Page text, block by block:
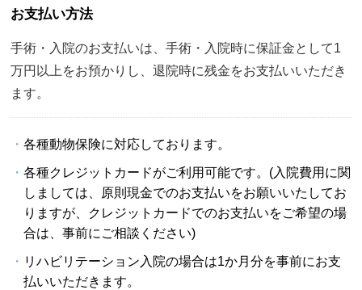
お支払い方法
手術・入院のお支払いは、手術・入院時に保証金として1
万円以上をお預かりし、退院時に残金をお支払いいただき
ます。
各種動物保険に対応しております。
各種クレジットカードがご利用可能です。(入院費用に関
しましては、原則現金でのお支払いをお願いいたしてお
りますが、クレジットカードでのお支払いをご希望の場
合は、事前にご相談ください)
リハビリテーション入院の場合は1か月分を事前にお支
払いいただきます。